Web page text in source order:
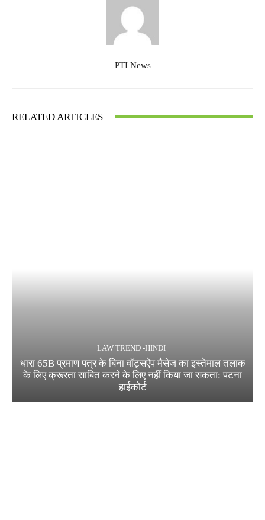
PTI News
RELATED ARTICLES
LAW TREND -HINDI
धारा 65B प्रमाण पत्र के बिना वॉट्सऐप मैसेज का इस्तेमाल तलाक
के लिए क्रूरता साबित करने के लिए नहीं किया जा सकता: पटना
हाईकोर्ट